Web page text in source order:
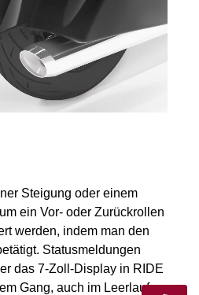
Steigung oder einem
ein Vor- oder Zurückrollen
werden, indem man den
Statusmeldungen
das 7-Zoll-Display in RIDE
Gang, auch im Leerlauf.